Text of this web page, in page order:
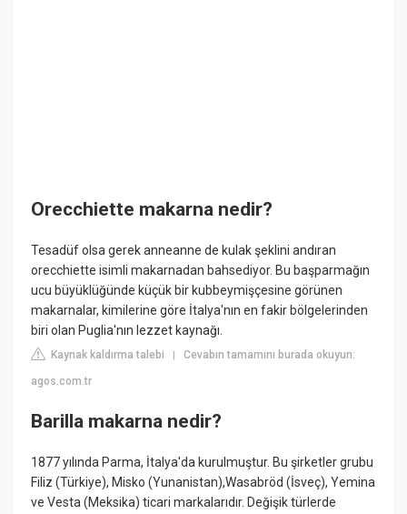
Orecchiette makarna nedir?
Tesadüf olsa gerek anneanne de kulak şeklini andıran
orecchiette isimli makarnadan bahsediyor. Bu başparmağın
ucu büyüklüğünde küçük bir kubbeymişçesine görünen
makarnalar, kimilerine göre İtalya'nın en fakir bölgelerinden
biri olan Puglia'nın lezzet kaynağı.
Kaynak kaldırma talebi |Cevabın tamamını burada okuyun:
agos.com.tr
Barilla makarna nedir?
1877 yılında Parma, İtalya'da kurulmuştur. Bu şirketler grubu
Filiz (Türkiye), Misko (Yunanistan),Wasabröd (İsveç), Yemina
ve Vesta (Meksika) ticari markalarıdır. Değişik türlerde